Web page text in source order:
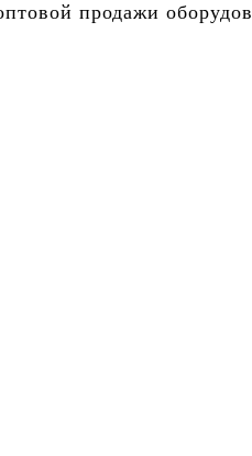
продажи